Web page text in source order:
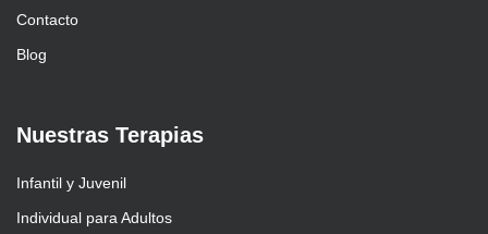
Contacto
Blog
Nuestras Terapias
Infantil y Juvenil
Individual para Adultos